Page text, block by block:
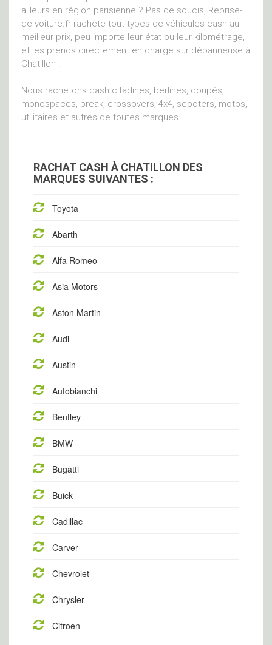
ailleurs en région parisienne ? Pas de soucis, Reprise-
de-voiture.fr rachète tout types de véhicules cash au
meilleur prix, peu importe leur état ou leur kilométrage,
et les prends directement en charge sur dépanneuse à
Chatillon !
Nous rachetons cash citadines, berlines, coupés,
monospaces, break, crossovers, 4x4, scooters, motos,
utilitaires et autres de toutes marques :
RACHAT CASH À CHATILLON DES
MARQUES SUIVANTES :
Toyota
Abarth
Alfa Romeo
Asia Motors
Aston Martin
Audi
Austin
Autobianchi
Bentley
BMW
Bugatti
Buick
Cadillac
Carver
Chevrolet
Chrysler
Citroen